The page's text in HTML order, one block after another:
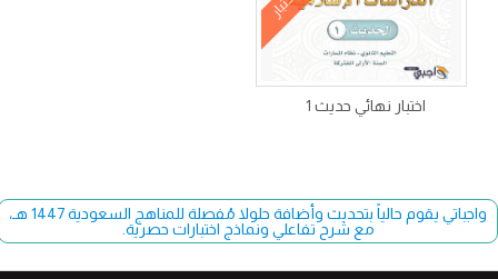
اختبار نهائي حديث 1
واجباتي يقوم حالياً بتحديث وأضافة حلولا مُفصلة للمناهج السعودية 1447 هـ،
مع شرح تفاعلي ونماذج اختبارات حصرية.